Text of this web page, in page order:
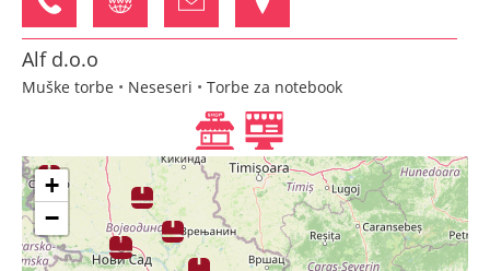
Alf d.o.o
Muške torbe • Neseseri • Torbe za notebook
Bulevar Oslobođenja 2a Novi Sad
+
−